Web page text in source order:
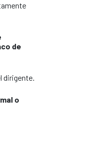
de
dirigente.
o